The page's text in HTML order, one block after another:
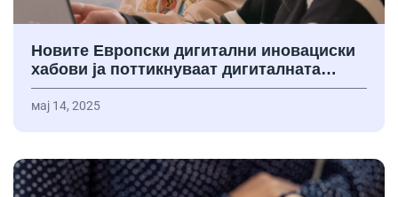
Новите Европски дигитални иновациски
хабови ја поттикнуваат дигиталната…
мај 14, 2025